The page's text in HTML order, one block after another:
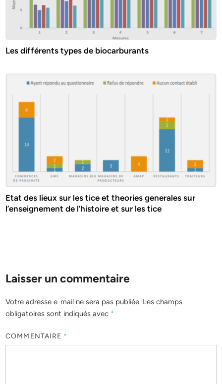
Les différents types de biocarburants
Etat des lieux sur les tice et theories generales sur
l’enseignement de l’histoire et sur les tice
Laisser un commentaire
Votre adresse e-mail ne sera pas publiée. Les champs
obligatoires sont indiqués avec *
COMMENTAIRE *